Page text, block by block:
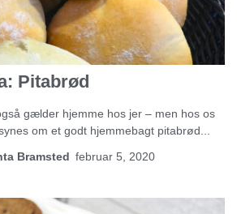
Pitabrød
gælder hjemme hos jer – men hos os
om et godt hjemmebagt pitabrød...
Bramsted februar 5, 2020